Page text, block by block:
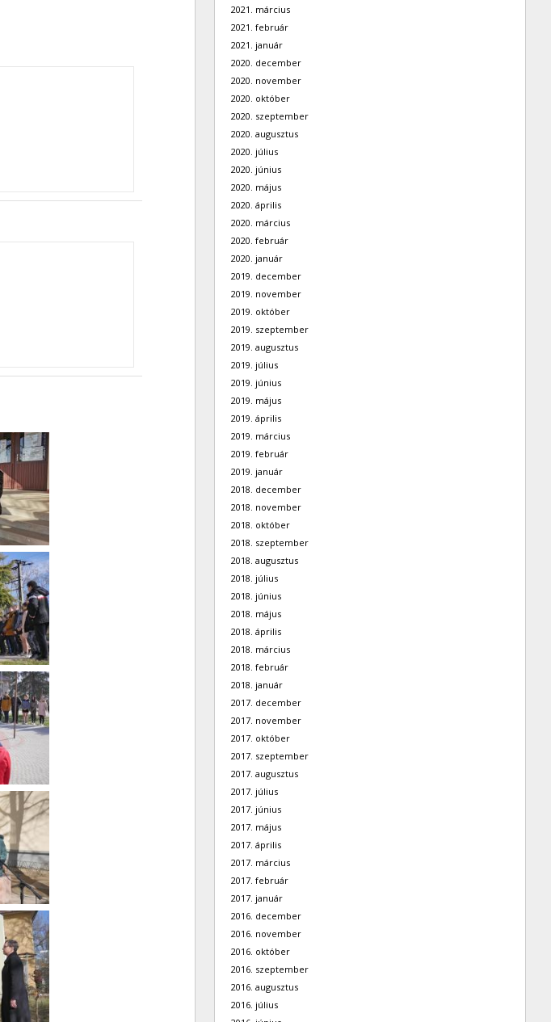
2021. március
2021. február
2021. január
2020. december
2020. november
2020. október
2020. szeptember
2020. augusztus
2020. július
2020. június
2020. május
2020. április
2020. március
2020. február
2020. január
2019. december
2019. november
2019. október
2019. szeptember
2019. augusztus
2019. július
2019. június
2019. május
2019. április
2019. március
2019. február
2019. január
2018. december
2018. november
2018. október
2018. szeptember
2018. augusztus
2018. július
2018. június
2018. május
2018. április
2018. március
2018. február
2018. január
2017. december
2017. november
2017. október
2017. szeptember
2017. augusztus
2017. július
2017. június
2017. május
2017. április
2017. március
2017. február
2017. január
2016. december
2016. november
2016. október
2016. szeptember
2016. augusztus
2016. július